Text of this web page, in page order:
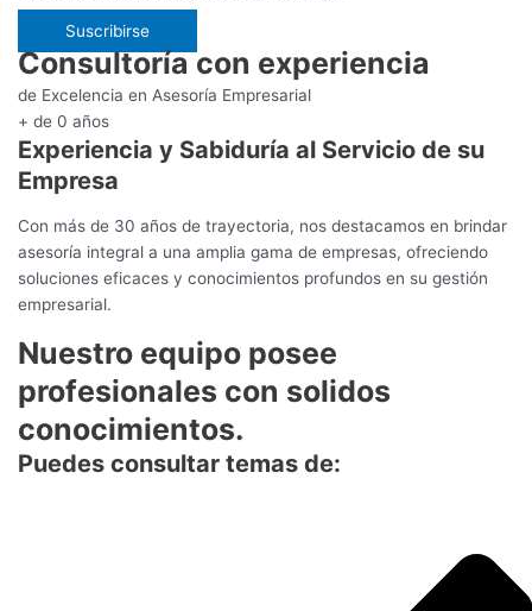
Suscribirse
Consultoría con experiencia
de Excelencia en Asesoría Empresarial
+ de0 años
Experiencia y Sabiduría al Servicio de su
Empresa
Con más de 30 años de trayectoria, nos destacamos en brindar
asesoría integral a una amplia gama de empresas, ofreciendo
soluciones eficaces y conocimientos profundos en su gestión
empresarial.
Nuestro equipo posee
profesionales con solidos
conocimientos.
Puedes consultar temas de: